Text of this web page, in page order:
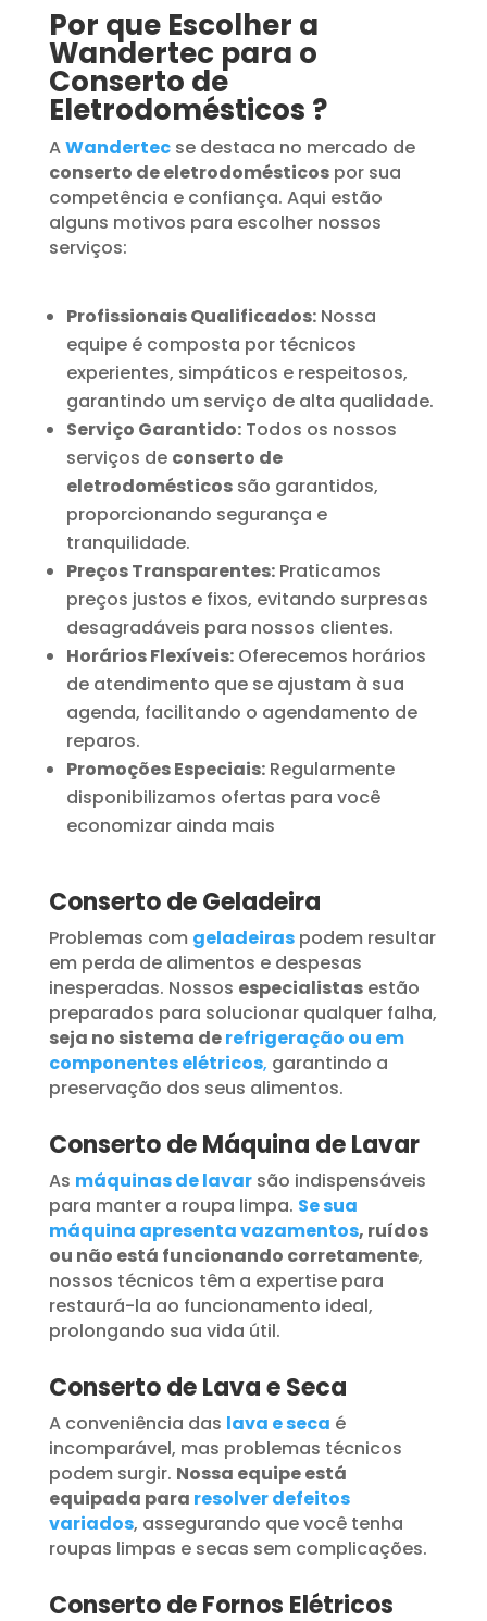
Por que Escolher a
Wandertec para o
Conserto de
Eletrodomésticos ?
AWandertecse destaca no mercado de
conserto de eletrodomésticospor sua
competência e confiança. Aqui estão
alguns motivos para escolher nossos
serviços:
Profissionais Qualificados:Nossa
equipe é composta por técnicos
experientes, simpáticos e respeitosos,
garantindo um serviço de alta qualidade.
Serviço Garantido:Todos os nossos
serviços de conserto de
eletrodomésticossão garantidos,
proporcionando segurança e
tranquilidade.
Preços Transparentes:Praticamos
preços justos e fixos, evitando surpresas
desagradáveis para nossos clientes.
Horários Flexíveis:Oferecemos horários
de atendimento que se ajustam à sua
agenda, facilitando o agendamento de
reparos.
Promoções Especiais:Regularmente
disponibilizamos ofertas para você
economizar ainda mais
Conserto de Geladeira
Problemas com geladeiraspodem resultar
em perda de alimentos e despesas
inesperadas. Nossos especialistasestão
preparados para solucionar qualquer falha,
seja no sistema derefrigeração ou em
componentes elétricos, garantindo a
preservação dos seus alimentos.
Conserto de Máquina de Lavar
As máquinas de lavar são indispensáveis
para manter a roupa limpa. Se sua
máquina apresenta vazamentos, ruídos
ou não está funcionando corretamente,
nossos técnicos têm a expertise para
restaurá-la ao funcionamento ideal,
prolongando sua vida útil.
Conserto de Lava e Seca
A conveniência das lava e seca é
incomparável, mas problemas técnicos
podem surgir. Nossa equipe está
equipada para resolver defeitos
variados, assegurando que você tenha
roupas limpas e secas sem complicações.
Conserto de Fornos Elétricos